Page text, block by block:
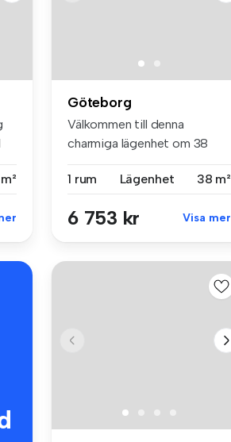
Göteborg
Välkommen till denna
charmiga lägenhet om 38
1 rum
Lägenhet 38 m²
6 753 kr Visa mer